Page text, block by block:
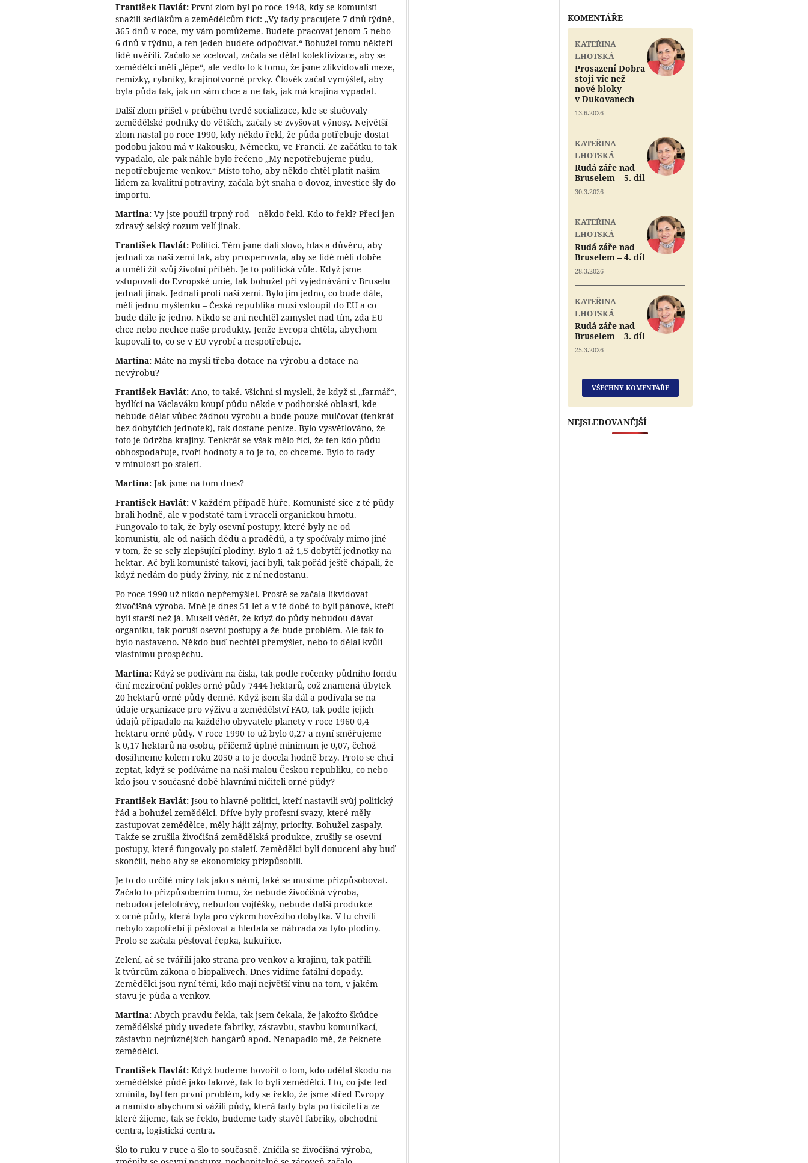
František Havlát: První zlom byl po roce 1948, kdy se komunisti
snažili sedlákům a zemědělcům říct: „Vy tady pracujete 7 dnů týdně,
365 dnů v roce, my vám pomůžeme. Budete pracovat jenom 5 nebo
6 dnů v týdnu, a ten jeden budete odpočívat.“ Bohužel tomu někteří
lidé uvěřili. Začalo se zcelovat, začala se dělat kolektivizace, aby se
zemědělci měli „lépe“, ale vedlo to k tomu, že jsme zlikvidovali meze,
remízky, rybníky, krajinotvorné prvky. Člověk začal vymýšlet, aby
byla půda tak, jak on sám chce a ne tak, jak má krajina vypadat.
Další zlom přišel v průběhu tvrdé socializace, kde se slučovaly
zemědělské podniky do větších, začaly se zvyšovat výnosy. Největší
zlom nastal po roce 1990, kdy někdo řekl, že půda potřebuje dostat
podobu jakou má v Rakousku, Německu, ve Francii. Ze začátku to tak
vypadalo, ale pak náhle bylo řečeno „My nepotřebujeme půdu,
nepotřebujeme venkov.“ Místo toho, aby někdo chtěl platit našim
lidem za kvalitní potraviny, začala být snaha o dovoz, investice šly do
importu.
Martina: Vy jste použil trpný rod – někdo řekl. Kdo to řekl? Přeci jen
zdravý selský rozum velí jinak.
František Havlát: Politici. Těm jsme dali slovo, hlas a důvěru, aby
jednali za naši zemi tak, aby prosperovala, aby se lidé měli dobře
a uměli žít svůj životní příběh. Je to politická vůle. Když jsme
vstupovali do Evropské unie, tak bohužel při vyjednávání v Bruselu
jednali jinak. Jednali proti naší zemi. Bylo jim jedno, co bude dále,
měli jednu myšlenku – Česká republika musí vstoupit do EU a co
bude dále je jedno. Nikdo se ani nechtěl zamyslet nad tím, zda EU
chce nebo nechce naše produkty. Jenže Evropa chtěla, abychom
kupovali to, co se v EU vyrobí a nespotřebuje.
Martina: Máte na mysli třeba dotace na výrobu a dotace na
nevýrobu?
František Havlát: Ano, to také. Všichni si mysleli, že když si „farmář“,
bydlící na Václaváku koupí půdu někde v podhorské oblasti, kde
nebude dělat vůbec žádnou výrobu a bude pouze mulčovat (tenkrát
bez dobytčích jednotek), tak dostane peníze. Bylo vysvětlováno, že
toto je údržba krajiny. Tenkrát se však mělo říci, že ten kdo půdu
obhospodařuje, tvoří hodnoty a to je to, co chceme. Bylo to tady
v minulosti po staletí.
Martina: Jak jsme na tom dnes?
František Havlát: V každém případě hůře. Komunisté sice z té půdy
brali hodně, ale v podstatě tam i vraceli organickou hmotu.
Fungovalo to tak, že byly osevní postupy, které byly ne od
komunistů, ale od našich dědů a pradědů, a ty spočívaly mimo jiné
v tom, že se sely zlepšující plodiny. Bylo 1 až 1,5 dobytčí jednotky na
hektar. Ač byli komunisté takoví, jací byli, tak pořád ještě chápali, že
když nedám do půdy živiny, nic z ní nedostanu.
Po roce 1990 už nikdo nepřemýšlel. Prostě se začala likvidovat
živočišná výroba. Mně je dnes 51 let a v té době to byli pánové, kteří
byli starší než já. Museli vědět, že když do půdy nebudou dávat
organiku, tak poruší osevní postupy a že bude problém. Ale tak to
bylo nastaveno. Někdo buď nechtěl přemýšlet, nebo to dělal kvůli
vlastnímu prospěchu.
Martina: Když se podívám na čísla, tak podle ročenky půdního fondu
činí meziroční pokles orné půdy 7444 hektarů, což znamená úbytek
20 hektarů orné půdy denně. Když jsem šla dál a podívala se na
údaje organizace pro výživu a zemědělství FAO, tak podle jejich
údajů připadalo na každého obyvatele planety v roce 1960 0,4
hektaru orné půdy. V roce 1990 to už bylo 0,27 a nyní směřujeme
k 0,17 hektarů na osobu, přičemž úplné minimum je 0,07, čehož
dosáhneme kolem roku 2050 a to je docela hodně brzy. Proto se chci
zeptat, když se podíváme na naši malou Českou republiku, co nebo
kdo jsou v současné době hlavními ničiteli orné půdy?
František Havlát: Jsou to hlavně politici, kteří nastavili svůj politický
řád a bohužel zemědělci. Dříve byly profesní svazy, které měly
zastupovat zemědělce, měly hájit zájmy, priority. Bohužel zaspaly.
Takže se zrušila živočišná zemědělská produkce, zrušily se osevní
postupy, které fungovaly po staletí. Zemědělci byli donuceni aby buď
skončili, nebo aby se ekonomicky přizpůsobili.
Je to do určité míry tak jako s námi, také se musíme přizpůsobovat.
Začalo to přizpůsobením tomu, že nebude živočišná výroba,
nebudou jetelotrávy, nebudou vojtěšky, nebude další produkce
z orné půdy, která byla pro výkrm hovězího dobytka. V tu chvíli
nebylo zapotřebí ji pěstovat a hledala se náhrada za tyto plodiny.
Proto se začala pěstovat řepka, kukuřice.
Zelení, ač se tvářili jako strana pro venkov a krajinu, tak patřili
k tvůrcům zákona o biopalivech. Dnes vidíme fatální dopady.
Zemědělci jsou nyní těmi, kdo mají největší vinu na tom, v jakém
stavu je půda a venkov.
Martina: Abych pravdu řekla, tak jsem čekala, že jakožto škůdce
zemědělské půdy uvedete fabriky, zástavbu, stavbu komunikací,
zástavbu nejrůznějších hangárů apod. Nenapadlo mě, že řeknete
zemědělci.
František Havlát: Když budeme hovořit o tom, kdo udělal škodu na
zemědělské půdě jako takové, tak to byli zemědělci. I to, co jste teď
zmínila, byl ten první problém, kdy se řeklo, že jsme střed Evropy
a namísto abychom si vážili půdy, která tady byla po tisíciletí a ze
které žijeme, tak se řeklo, budeme tady stavět fabriky, obchodní
centra, logistická centra.
Šlo to ruku v ruce a šlo to současně. Zničila se živočišná výroba,
KOMENTÁŘE
KATEŘINA
LHOTSKÁ
Prosazení Dobra
stojí víc než
nové bloky
v Dukovanech
13.6.2026
KATEŘINA
LHOTSKÁ
Rudá záře nad
Bruselem – 5. díl
30.3.2026
KATEŘINA
LHOTSKÁ
Rudá záře nad
Bruselem – 4. díl
28.3.2026
KATEŘINA
LHOTSKÁ
Rudá záře nad
Bruselem – 3. díl
25.3.2026
VŠECHNY KOMENTÁŘE
NEJSLEDOVANĚJŠÍ